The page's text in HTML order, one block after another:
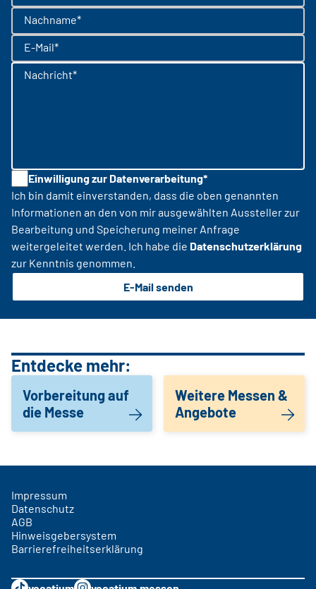
Nachname*
E-Mail*
Nachricht*
Einwilligung zur Datenverarbeitung*
Ich bin damit einverstanden, dass die oben genannten
Informationen an den von mir ausgewählten Aussteller zur
Bearbeitung und Speicherung meiner Anfrage
weitergeleitet werden. Ich habe die Datenschutzerklärung
zur Kenntnis genommen.
E-Mail senden
Entdecke mehr:
Vorbereitung auf
die Messe
Weitere Messen &
Angebote
Impressum
Datenschutz
AGB
Hinweisgebersystem
Barrierefreiheitserklärung